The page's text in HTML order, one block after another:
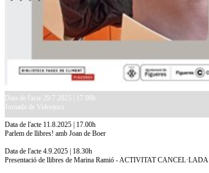
Data de l'acte 29.7.2025 | 17.00h
Jornada de Videojocs
Data de l'acte 11.8.2025 | 17.00h
Parlem de llibres! amb Joan de Boer
Data de l'acte 4.9.2025 | 18.30h
Presentació de llibres de Marina Ramió - ACTIVITAT CANCEL·LADA